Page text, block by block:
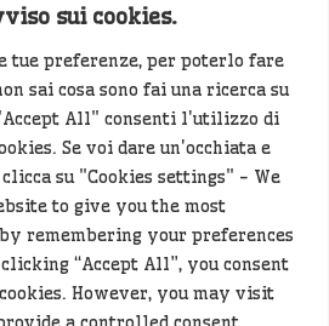
sui cookies.
tue preferenze, per poterlo fare
sai cosa sono fai una ricerca su
All" consenti l'utilizzo di
Se voi dare un'occhiata e
su "Cookies settings" - We
to give you the most
remembering your preferences
“Accept All”, you consent
However, you may visit
copyright e diritti
è di tua proprietà e vuoi
diccelo(<- clicca per inviarci un
in bozza rielaborando, con
generativa, contenuti
e altri siti di interesse
l'articolo viene